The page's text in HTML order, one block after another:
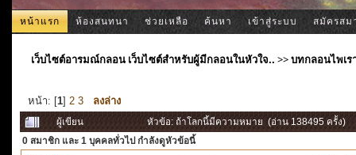
หน้าแรก ห้องสนทนา ช่วยเหลือ ค้นหา เข้าสู่ระบบ สมัครสม
เว็บไซต์อารมณ์กลอน เว็บไซต์สำหรับผู้มีกลอนในหัวใจ.. >>บทกลอนไพเร
หน้า: [1] 2 3 ลงล่าง
ผู้เขียน
หัวข้อ: ถ้าโลกนี้มีความหมาย (อ่าน 138495 ครั้ง)
0 สมาชิก และ 1 บุคคลทั่วไป กำลังดูหัวข้อนี้